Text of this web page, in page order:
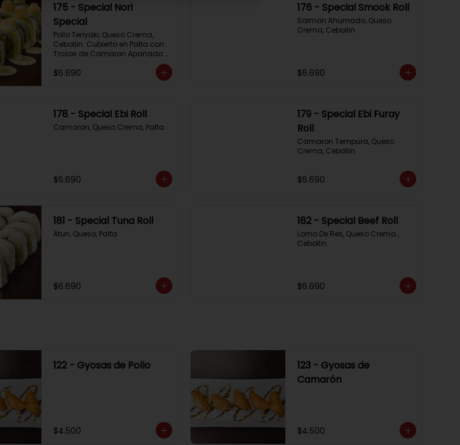
175 - Special Nori
Special
Pollo Teriyaki, Queso Crema,
Cebollin. Cubierto en Palta con
Trozos de Camaron Apanado
$6.690
176 - Special Smook Roll
Salmon Ahumado, Queso
Crema, Cebollin
$6.690
178 - Special Ebi Roll
Camaron, Queso Crema, Palta
$6.690
179 - Special Ebi Furay
Roll
Camaron Tempura, Queso
Crema, Cebollin
$6.690
181 - Special Tuna Roll
Atun, Queso, Palta
$6.690
182 - Special Beef Roll
Lomo De Res, Queso Crema ,
Cebollin
$6.690
122 - Gyosas de Pollo
$4.500
123 - Gyosas de
Camarón
$4.500